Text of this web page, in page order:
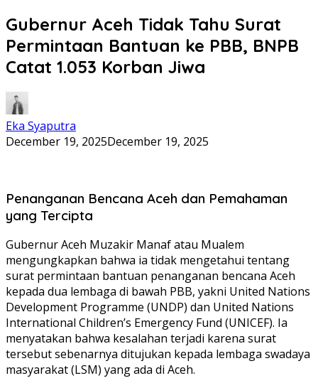
Gubernur Aceh Tidak Tahu Surat
Permintaan Bantuan ke PBB, BNPB
Catat 1.053 Korban Jiwa
Eka Syaputra
December 19, 2025December 19, 2025
Penanganan Bencana Aceh dan Pemahaman
yang Tercipta
Gubernur Aceh Muzakir Manaf atau Mualem
mengungkapkan bahwa ia tidak mengetahui tentang
surat permintaan bantuan penanganan bencana Aceh
kepada dua lembaga di bawah PBB, yakni United Nations
Development Programme (UNDP) dan United Nations
International Children’s Emergency Fund (UNICEF). Ia
menyatakan bahwa kesalahan terjadi karena surat
tersebut sebenarnya ditujukan kepada lembaga swadaya
masyarakat (LSM) yang ada di Aceh.